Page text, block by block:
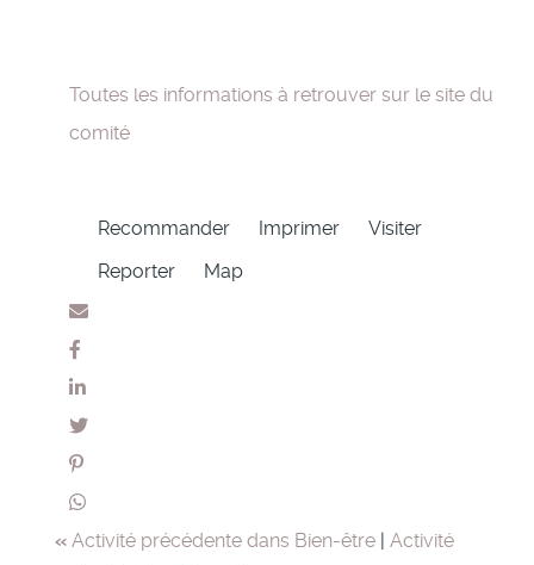
Toutes les informations à retrouver sur le site du
comité
Recommander Imprimer
Visiter
Reporter
Map
« Activité précédente dans Bien-être | Activité